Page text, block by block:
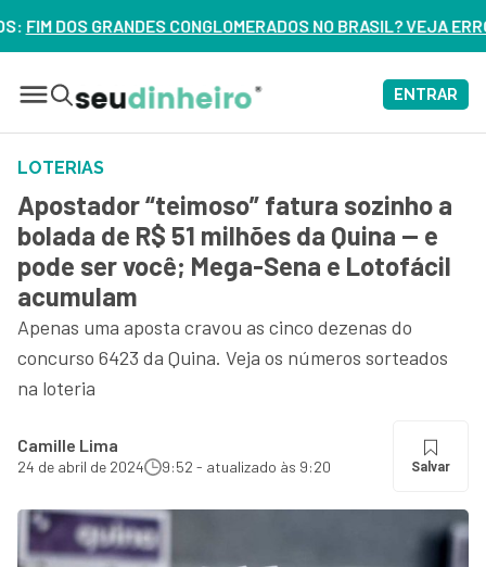
NO BRASIL? VEJA ERROS DE 3 DELES –
ENTRAR
LOTERIAS
Apostador “teimoso” fatura sozinho a
bolada de R$ 51 milhões da Quina — e
pode ser você; Mega-Sena e Lotofácil
acumulam
Apenas uma aposta cravou as cinco dezenas do
concurso 6423 da Quina. Veja os números sorteados
na loteria
Camille Lima
24 de abril de 2024 9:52 - atualizado às 9:20 Salvar